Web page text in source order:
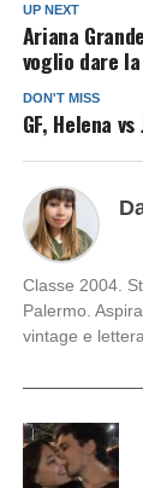
UP NEXT
Ariana
voglio dare
DON'T MISS
GF, Helena
Classe 2004.
Palermo.
vintage e